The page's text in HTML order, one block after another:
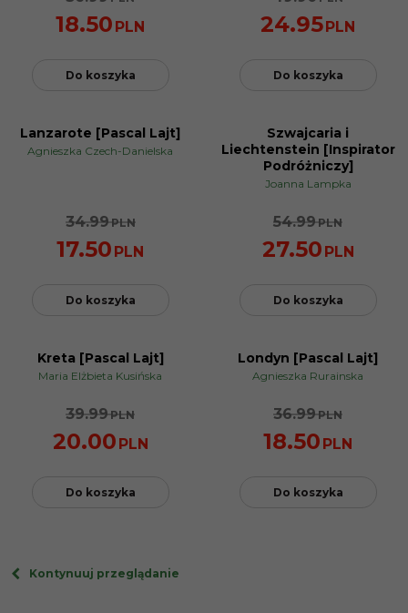
18.50 PLN
Do koszyka
24.95 PLN
Do koszyka
Lanzarote [Pascal Lajt]
Agnieszka Czech-Danielska
34.99PLN
17.50 PLN
Do koszyka
PROMOCJA
Szwajcaria i
Liechtenstein [Inspirator
Podróżniczy]
Joanna Lampka
54.99PLN
27.50 PLN
Do koszyka
Kreta [Pascal Lajt]
Maria Elżbieta Kusińska
39.99PLN
20.00 PLN
Do koszyka
Londyn [Pascal Lajt]
Agnieszka Rurainska
36.99PLN
18.50 PLN
Do koszyka
Kontynuuj przeglądanie